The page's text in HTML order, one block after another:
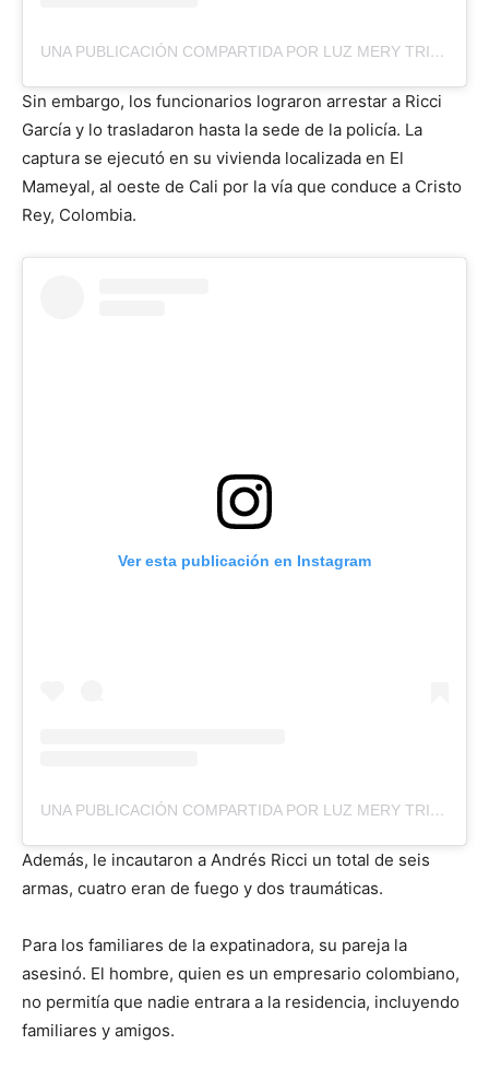
UNA PUBLICACIÓN COMPARTIDA POR LUZ MERY TRISTAN (@LUZMERYTRISTAN)
Sin embargo, los funcionarios lograron arrestar a Ricci
García y lo trasladaron hasta la sede de la policía. La
captura se ejecutó en su vivienda localizada en El
Mameyal, al oeste de Cali por la vía que conduce a Cristo
Rey, Colombia.
Ver esta publicación en Instagram
UNA PUBLICACIÓN COMPARTIDA POR LUZ MERY TRISTAN (@LUZMERYTRISTAN)
Además, le incautaron a Andrés Ricci un total de seis
armas, cuatro eran de fuego y dos traumáticas.
Para los familiares de la expatinadora, su pareja la
asesinó. El hombre, quien es un empresario colombiano,
no permitía que nadie entrara a la residencia, incluyendo
familiares y amigos.